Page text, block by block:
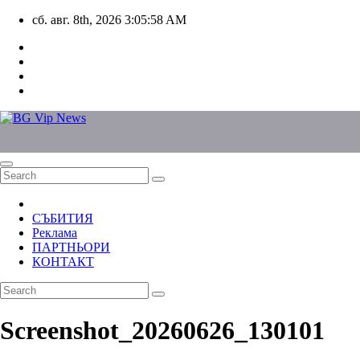
Skip
content
сб. авг. 8th, 2026 3:05:58 AM
СЪБИТИЯ
Реклама
ПАРТНЬОРИ
КОНТАКТ
Screenshot_20260626_130101